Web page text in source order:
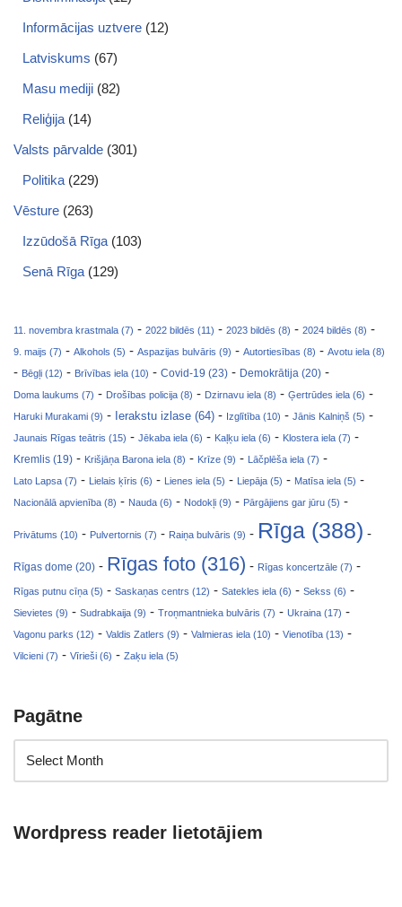
Informācijas uztvere (12)
Latviskums (67)
Masu mediji (82)
Reliģija (14)
Valsts pārvalde (301)
Politika (229)
Vēsture (263)
Izzūdošā Rīga (103)
Senā Rīga (129)
11. novembra krastmala (7) - 2022 bildēs (11) - 2023 bildēs (8) - 2024 bildēs (8) -
9. maijs (7) - Alkohols (5) - Aspazijas bulvāris (9) - Autortiesības (8) - Avotu iela (8)
- Bēgļi (12) - Brīvības iela (10) - Covid-19 (23) - Demokrātija (20) -
Doma laukums (7) - Drošības policija (8) - Dzirnavu iela (8) - Ģertrūdes iela (6) -
Haruki Murakami (9) - Ierakstu izlase (64) - Izglītība (10) - Jānis Kalniņš (5) -
Jaunais Rīgas teātris (15) - Jēkaba iela (6) - Kaļķu iela (6) - Klostera iela (7) -
Kremlis (19) - Krišjāņa Barona iela (8) - Krīze (9) - Lāčplēša iela (7) -
Lato Lapsa (7) - Lielais ķīris (6) - Lienes iela (5) - Liepāja (5) - Matīsa iela (5) -
Nacionālā apvienība (8) - Nauda (6) - Nodokļi (9) - Pārgājiens gar jūru (5) -
Privātums (10) - Pulvertornis (7) - Raiņa bulvāris (9) - Rīga (388) -
Rīgas dome (20) - Rīgas foto (316) - Rīgas koncertzāle (7) -
Rīgas putnu cīņa (5) - Saskaņas centrs (12) - Satekles iela (6) - Sekss (6) -
Sievietes (9) - Sudrabkaija (9) - Troņmantnieka bulvāris (7) - Ukraina (17) -
Vagonu parks (12) - Valdis Zatlers (9) - Valmieras iela (10) - Vienotība (13) -
Vilcieni (7) - Vīrieši (6) - Zaķu iela (5)
Pagātne
Wordpress reader lietotājiem